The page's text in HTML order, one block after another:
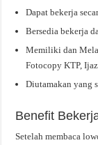
Dapat bekerja
Bersedia bekerja
Memiliki dan
Fotocopy KTP,
Diutamakan yang
Benefit
Setelah membaca